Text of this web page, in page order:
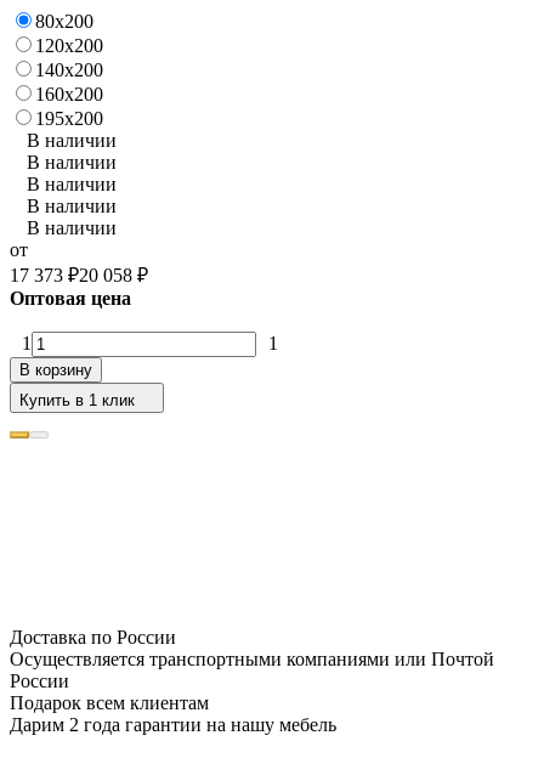
80х200
120х200
140х200
160х200
195х200
В наличии
В наличии
В наличии
В наличии
В наличии
от
17 373 ₽20 058 ₽
Оптовая цена
1 1
В корзину
Купить в 1 клик
Доставка по России
Осуществляется транспортными компаниями или Почтой
России
Подарок всем клиентам
Дарим 2 года гарантии на нашу мебель